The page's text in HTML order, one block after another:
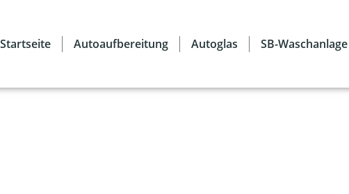
Startseite Autoaufbereitung Autoglas SB-Waschanlage